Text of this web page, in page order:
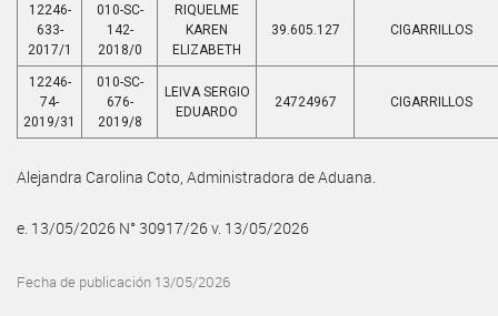
12246-
633-
2017/1
010-SC-
142-
2018/0
RIQUELME
KAREN
ELIZABETH
39.605.127 CIGARRILLOS
12246-
74-
2019/31
010-SC-
676-
2019/8
LEIVA SERGIO
EDUARDO
24724967 CIGARRILLOS
Alejandra Carolina Coto, Administradora de Aduana.
e. 13/05/2026 N° 30917/26 v. 13/05/2026
Fecha de publicación 13/05/2026